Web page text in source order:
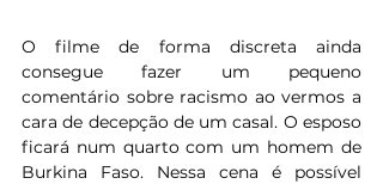
O filme de forma discreta ainda
consegue fazer um pequeno
comentário sobre racismo ao vermos a
cara de decepção de um casal. O esposo
ficará num quarto com um homem de
Burkina Faso. Nessa cena é possível